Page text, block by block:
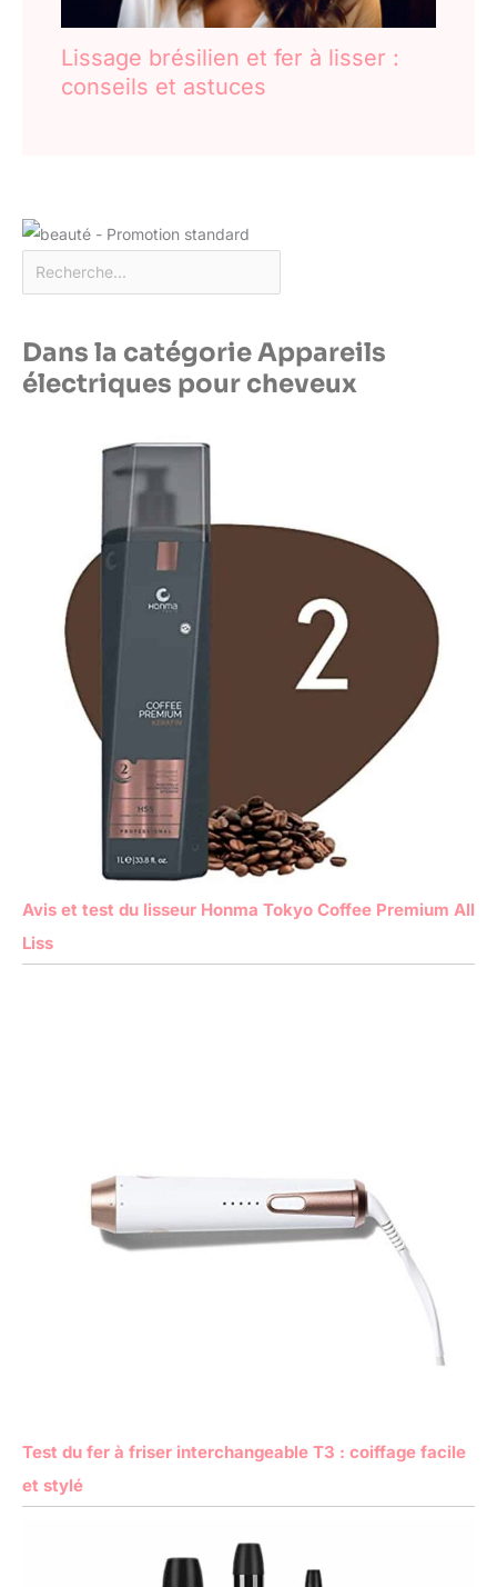
Lissage brésilien et fer à lisser :
conseils et astuces
Dans la catégorie Appareils
électriques pour cheveux
Avis et test du lisseur Honma Tokyo Coffee Premium All
Liss
Test du fer à friser interchangeable T3 : coiffage facile
et stylé